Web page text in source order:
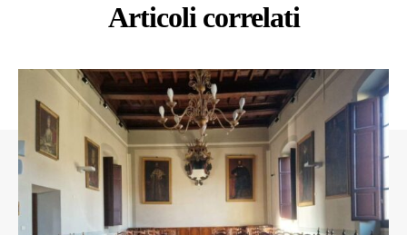
Articoli correlati